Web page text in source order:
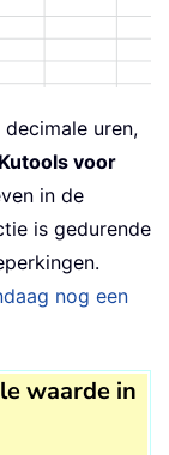
uren,
Kutools voor
in de
is gedurende
nog een
waarde in